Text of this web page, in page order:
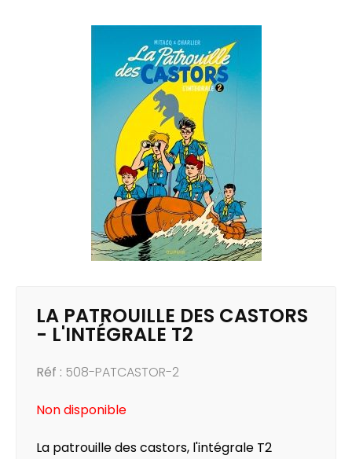
LA PATROUILLE DES CASTORS
- L'INTÉGRALE T2
Réf : 508-PATCASTOR-2
Non disponible
La patrouille des castors, l'intégrale T2